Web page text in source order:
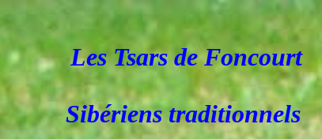
Les Tsars de Foncourt
Sibériens traditionnels